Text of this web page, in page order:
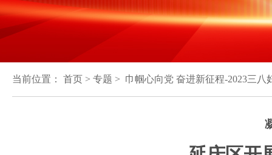
当前位置： 首页 > 专题 > 巾帼心向党 奋进新征程-2023三